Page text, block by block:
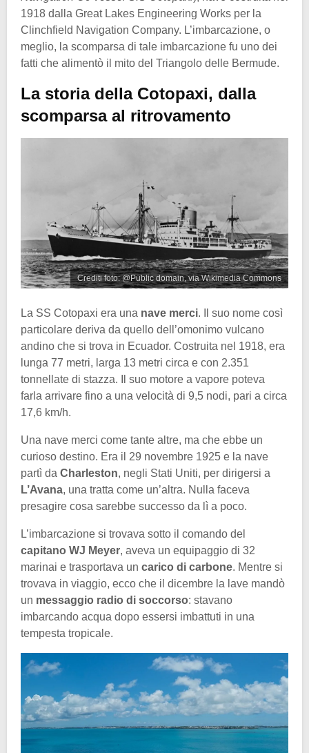
1918 dalla Great Lakes Engineering Works per la
Clinchfield Navigation Company. L’imbarcazione, o
meglio, la scomparsa di tale imbarcazione fu uno dei
fatti che alimentò il mito del Triangolo delle Bermude.
La storia della Cotopaxi, dalla
scomparsa al ritrovamento
Crediti foto: @Public domain, via Wikimedia Commons
La SS Cotopaxi era una nave merci. Il suo nome così
particolare deriva da quello dell’omonimo vulcano
andino che si trova in Ecuador. Costruita nel 1918, era
lunga 77 metri, larga 13 metri circa e con 2.351
tonnellate di stazza. Il suo motore a vapore poteva
farla arrivare fino a una velocità di 9,5 nodi, pari a circa
17,6 km/h.
Una nave merci come tante altre, ma che ebbe un
curioso destino. Era il 29 novembre 1925 e la nave
partì da Charleston, negli Stati Uniti, per dirigersi a
L’Avana, una tratta come un’altra. Nulla faceva
presagire cosa sarebbe successo da lì a poco.
L’imbarcazione si trovava sotto il comando del
capitano WJ Meyer, aveva un equipaggio di 32
marinai e trasportava un carico di carbone. Mentre si
trovava in viaggio, ecco che il dicembre la lave mandò
un messaggio radio di soccorso: stavano
imbarcando acqua dopo essersi imbattuti in una
tempesta tropicale.